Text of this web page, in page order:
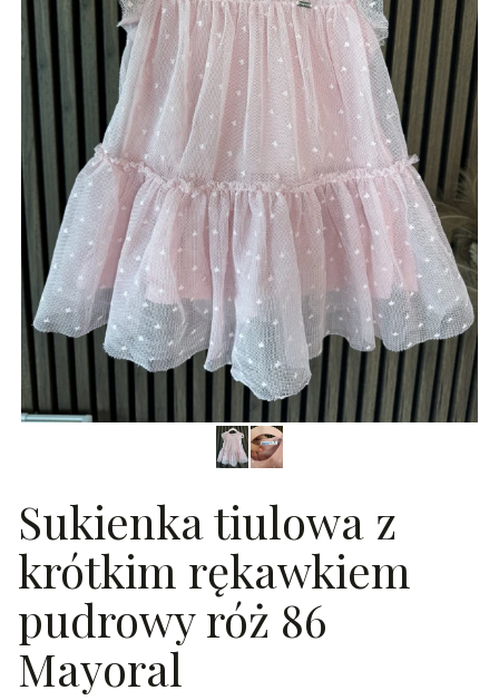
Sukienka tiulowa z
krótkim rękawkiem
pudrowy róż 86
Mayoral